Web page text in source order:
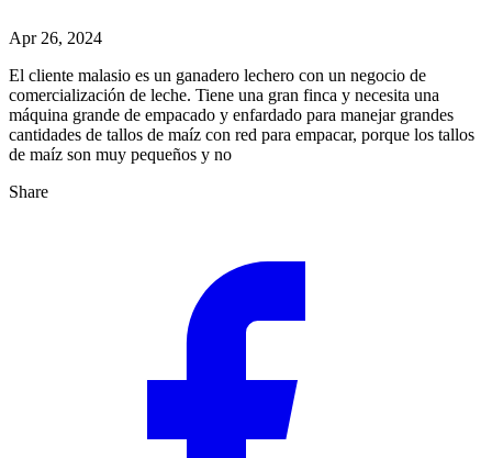
Apr 26, 2024
El cliente malasio es un ganadero lechero con un negocio de
comercialización de leche. Tiene una gran finca y necesita una
máquina grande de empacado y enfardado para manejar grandes
cantidades de tallos de maíz con red para empacar, porque los tallos
de maíz son muy pequeños y no
Share